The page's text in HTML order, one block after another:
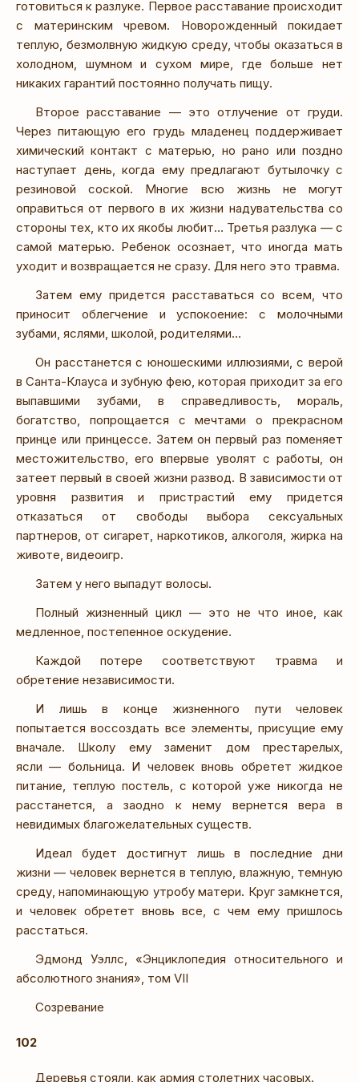
готовиться к разлуке. Первое расставание происходит
с материнским чревом. Новорожденный покидает
теплую, безмолвную жидкую среду, чтобы оказаться в
холодном, шумном и сухом мире, где больше нет
никаких гарантий постоянно получать пищу.
Второе расставание — это отлучение от груди.
Через питающую его грудь младенец поддерживает
химический контакт с матерью, но рано или поздно
наступает день, когда ему предлагают бутылочку с
резиновой соской. Многие всю жизнь не могут
оправиться от первого в их жизни надувательства со
стороны тех, кто их якобы любит… Третья разлука — с
самой матерью. Ребенок осознает, что иногда мать
уходит и возвращается не сразу. Для него это травма.
Затем ему придется расставаться со всем, что
приносит облегчение и успокоение: с молочными
зубами, яслями, школой, родителями…
Он расстанется с юношескими иллюзиями, с верой
в Санта-Клауса и зубную фею, которая приходит за его
выпавшими зубами, в справедливость, мораль,
богатство, попрощается с мечтами о прекрасном
принце или принцессе. Затем он первый раз поменяет
местожительство, его впервые уволят с работы, он
затеет первый в своей жизни развод. В зависимости от
уровня развития и пристрастий ему придется
отказаться от свободы выбора сексуальных
партнеров, от сигарет, наркотиков, алкоголя, жирка на
животе, видеоигр.
Затем у него выпадут волосы.
Полный жизненный цикл — это не что иное, как
медленное, постепенное оскудение.
Каждой потере соответствуют травма и
обретение независимости.
И лишь в конце жизненного пути человек
попытается воссоздать все элементы, присущие ему
вначале. Школу ему заменит дом престарелых,
ясли — больница. И человек вновь обретет жидкое
питание, теплую постель, с которой уже никогда не
расстанется, а заодно к нему вернется вера в
невидимых благожелательных существ.
Идеал будет достигнут лишь в последние дни
жизни — человек вернется в теплую, влажную, темную
среду, напоминающую утробу матери. Круг замкнется,
и человек обретет вновь все, с чем ему пришлось
расстаться.
Эдмонд Уэллс, «Энциклопедия относительного и
абсолютного знания», том VII
Созревание
102
Деревья стояли, как армия столетних часовых.